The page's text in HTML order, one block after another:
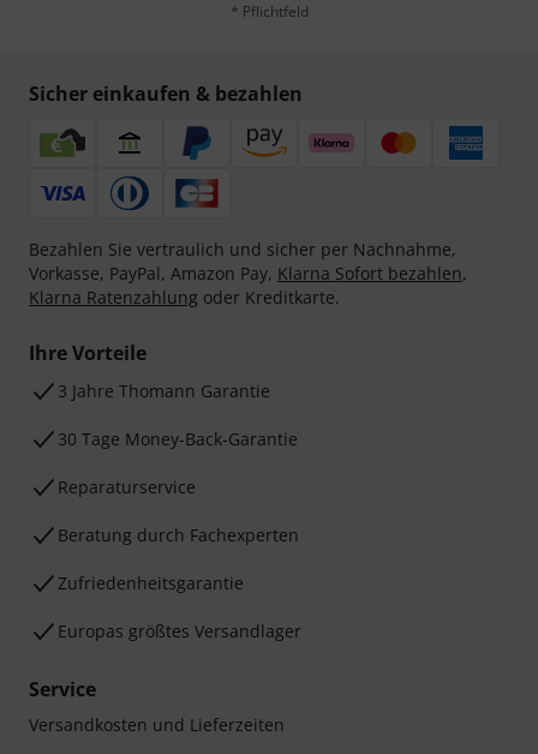
* Pflichtfeld
Sicher einkaufen & bezahlen
Bezahlen Sie vertraulich und sicher per Nachnahme,
Vorkasse, PayPal, Amazon Pay, Klarna Sofort bezahlen,
Klarna Ratenzahlung oder Kreditkarte.
Ihre Vorteile
3 Jahre Thomann Garantie
30 Tage Money-Back-Garantie
Reparaturservice
Beratung durch Fachexperten
Zufriedenheitsgarantie
Europas größtes Versandlager
Service
Versandkosten und Lieferzeiten